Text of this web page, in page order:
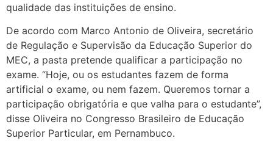
qualidade das instituições de ensino.
De acordo com Marco Antonio de Oliveira, secretário
de Regulação e Supervisão da Educação Superior do
MEC, a pasta pretende qualificar a participação no
exame. “Hoje, ou os estudantes fazem de forma
artificial o exame, ou nem fazem. Queremos tornar a
participação obrigatória e que valha para o estudante”,
disse Oliveira no Congresso Brasileiro de Educação
Superior Particular, em Pernambuco.